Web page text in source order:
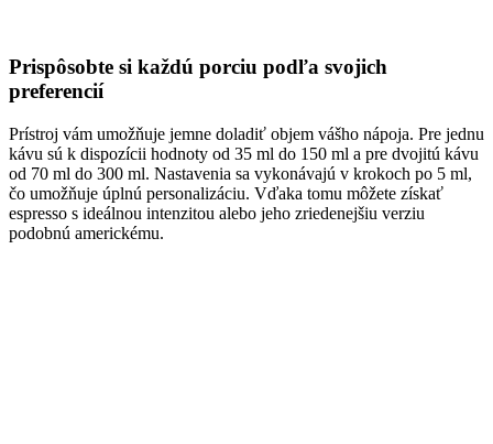
Prispôsobte si každú porciu podľa svojich
preferencií
Prístroj vám umožňuje jemne doladiť objem vášho nápoja. Pre jednu
kávu sú k dispozícii hodnoty od 35 ml do 150 ml a pre dvojitú kávu
od 70 ml do 300 ml. Nastavenia sa vykonávajú v krokoch po 5 ml,
čo umožňuje úplnú personalizáciu. Vďaka tomu môžete získať
espresso s ideálnou intenzitou alebo jeho zriedenejšiu verziu
podobnú americkému.